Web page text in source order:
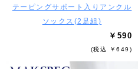
テーピングサポート入りアンクル
ソックス(2足組)
￥590
(税込 ￥649)